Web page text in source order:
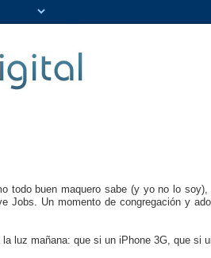
todo buen maquero sabe (y yo no lo
Jobs. Un momento de congregación y
luz mañana: que si un iPhone 3G, que si